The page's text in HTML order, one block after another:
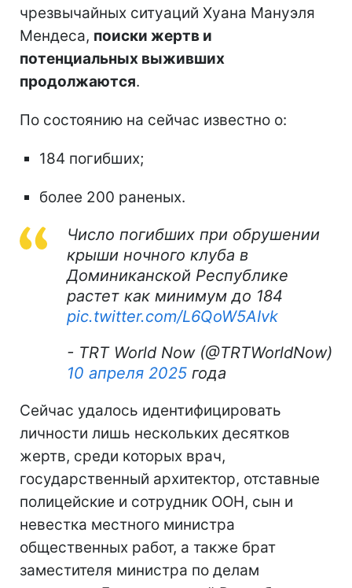
чрезвычайных ситуаций Хуана Мануэля
Мендеса, поиски жертв и
потенциальных выживших
продолжаются.
По состоянию на сейчас известно о:
184 погибших;
более 200 раненых.
Число погибших при обрушении
крыши ночного клуба в
Доминиканской Республике
растет как минимум до 184
pic.twitter.com/L6QoW5AIvk
- TRT World Now (@TRTWorldNow)
10 апреля 2025 года
Сейчас удалось идентифицировать
личности лишь нескольких десятков
жертв, среди которых врач,
государственный архитектор, отставные
полицейские и сотрудник ООН, сын и
невестка местного министра
общественных работ, а также брат
заместителя министра по делам